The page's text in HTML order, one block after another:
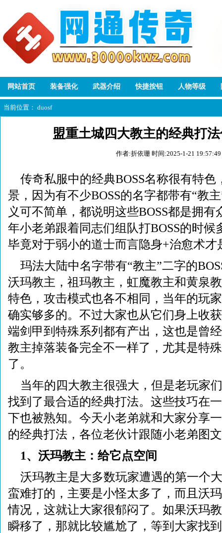
网站首页 装备强化 武器介绍 快捷按钮 人物等级
当前位置： duosf
盟重土城四大教主的经典打
作者:折依珊 时间:2025-1-21 19:57:49
传奇私服中的经典BOSS名称很有特
景，因为有不少BOSS的名字都带有“教
义可不简单，都说明这些BOSS都是拥
年小老弟跟着同志们组队打BOSS的时候
毕竟对于弱小的道士而言隐身+治愈术才
玛法大陆中名字带有“教主”二字的
沃玛教主，祖玛教主，虹魔教主和黄泉
特色，攻击模式也各不相同，当年的玩
确实够多的。不过大家也从它们身上收
端剑甲到特殊系列都有产出，这也是曾
教主掉落装备完全不一样了，尤其是特
了。
当年的四大教主很强大，但是老玩家
找到了最合适的经典打法。这些技巧在
下也被熟知。今天小老弟就和大家分享
的经典打法，各位老伙计跟随小老弟图
1、沃玛教主：给它点空间
沃玛教主是大多数玩家遭遇的第一个
蛮难打的，主要是小怪太多了，而且沃
情况，这就让大家很郁闷了。如果沃玛
瞬移了，那就比较尴尬了，等到大家找